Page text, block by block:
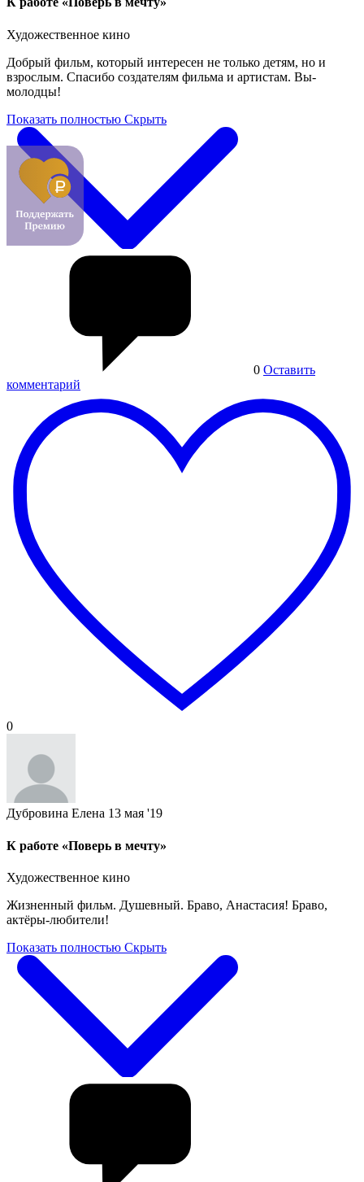
Художественное кино
Добрый фильм, который интересен не только детям, но и
взрослым. Спасибо создателям фильма и артистам. Вы-
молодцы!
Показать полностью Скрыть
0 Оставить
комментарий
0
Дубровина Елена 13 мая '19
К работе «Поверь в мечту»
Художественное кино
Жизненный фильм. Душевный. Браво, Анастасия! Браво,
актёры-любители!
Показать полностью Скрыть